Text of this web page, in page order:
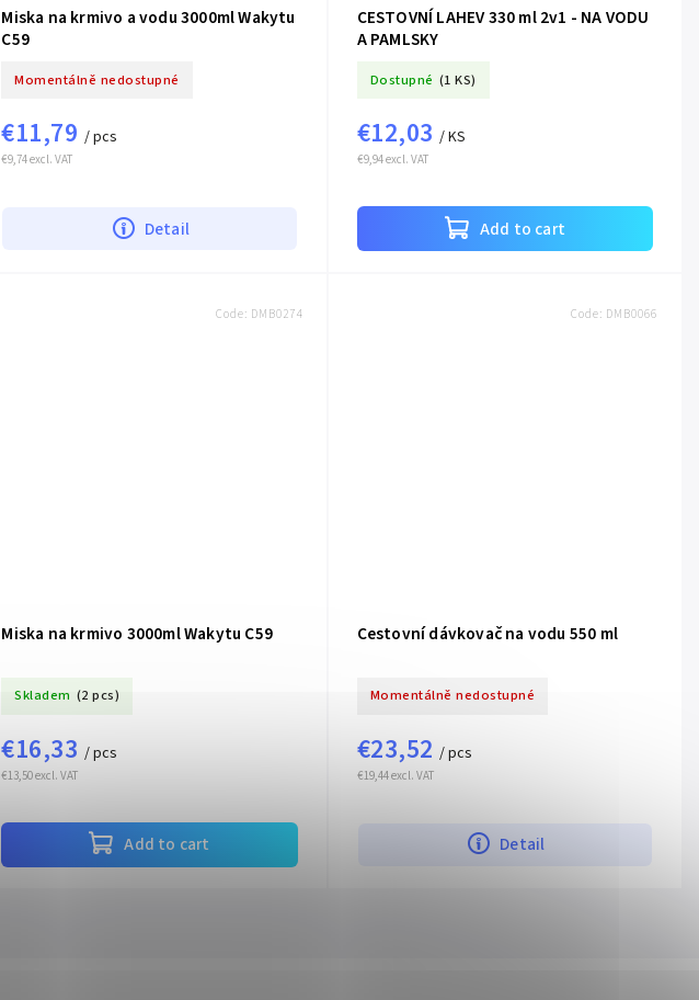
Miska na krmivo a vodu 3000ml Wakytu
C59
Momentálně nedostupné
€9,74 excl. VAT
€11,79 / pcs
Detail
CESTOVNÍ LAHEV 330 ml 2v1 - NA VODU
A PAMLSKY
Dostupné (1 KS)
€9,94 excl. VAT
€12,03/ KS
Add to cart
Miska na krmivo 3000ml Wakytu C59
Skladem (2 pcs)
€13,50 excl. VAT
€16,33 / pcs
Add to cart
Code: DMB0274
Cestovní dávkovač na vodu 550 ml
Momentálně nedostupné
€19,44 excl. VAT
€23,52/ pcs
Detail
Code: DMB0066